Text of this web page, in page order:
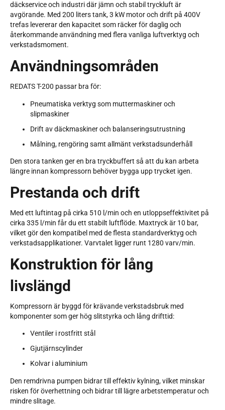
däckservice och industri där jämn och stabil tryckluft är
avgörande. Med 200 liters tank, 3 kW motor och drift på 400V
trefas levererar den kapacitet som räcker för daglig och
återkommande användning med flera vanliga luftverktyg och
verkstadsmoment.
Användningsområden
REDATS T-200 passar bra för:
Pneumatiska verktyg som muttermaskiner och
slipmaskiner
Drift av däckmaskiner och balanseringsutrustning
Målning, rengöring samt allmänt verkstadsunderhåll
Den stora tanken ger en bra tryckbuffert så att du kan arbeta
längre innan kompressorn behöver bygga upp trycket igen.
Prestanda och drift
Med ett luftintag på cirka 510 l/min och en utloppseffektivitet på
cirka 335 l/min får du ett stabilt luftflöde. Maxtryck är 10 bar,
vilket gör den kompatibel med de flesta standardverktyg och
verkstadsapplikationer. Varvtalet ligger runt 1280 varv/min.
Konstruktion för lång
livslängd
Kompressorn är byggd för krävande verkstadsbruk med
komponenter som ger hög slitstyrka och lång drifttid:
Ventiler i rostfritt stål
Gjutjärnscylinder
Kolvar i aluminium
Den remdrivna pumpen bidrar till effektiv kylning, vilket minskar
risken för överhettning och bidrar till lägre arbetstemperatur och
mindre slitage.